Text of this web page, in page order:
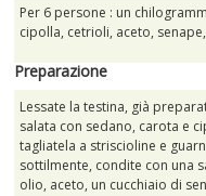
Per 6 persone : un
cipolla, cetrioli, aceto,
Preparazione
Lessate la testina, già
salata con sedano, carota e
tagliatela a striscioline e
sottilmente, condite con una
olio, aceto, un cucchiaio di